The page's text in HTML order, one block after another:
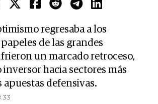
regresaba a los
de las grandes
un marcado retroceso,
hacia sectores más
apuestas defensivas.